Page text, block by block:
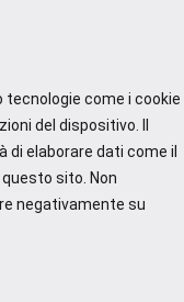
tecnologie come i cookie
del dispositivo. Il
elaborare dati come il
sito. Non
negativamente su